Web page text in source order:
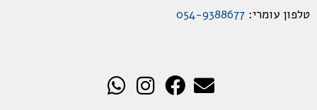
טלפון עומרי: 054-9388677